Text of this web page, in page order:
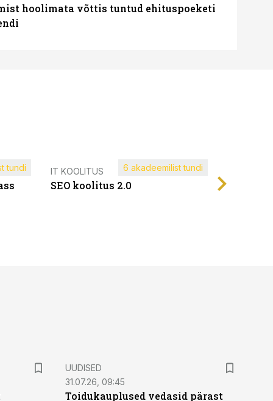
hoolimata võttis tuntud ehituspoeketi
tundi IT KOOLITUS
SEO koolitus 2.0
6 akadeemilist tundi
UUDISED
31.07.26, 09:45
Toidukauplused vedasid pärast